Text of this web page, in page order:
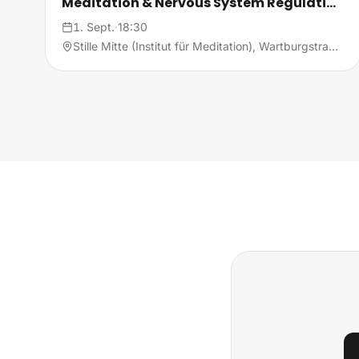
🧘‍♂️✨1. Sept.·18:30
Stille Mitte (Institut für Meditation), Wartburgstraße 52, 10823 Berlin